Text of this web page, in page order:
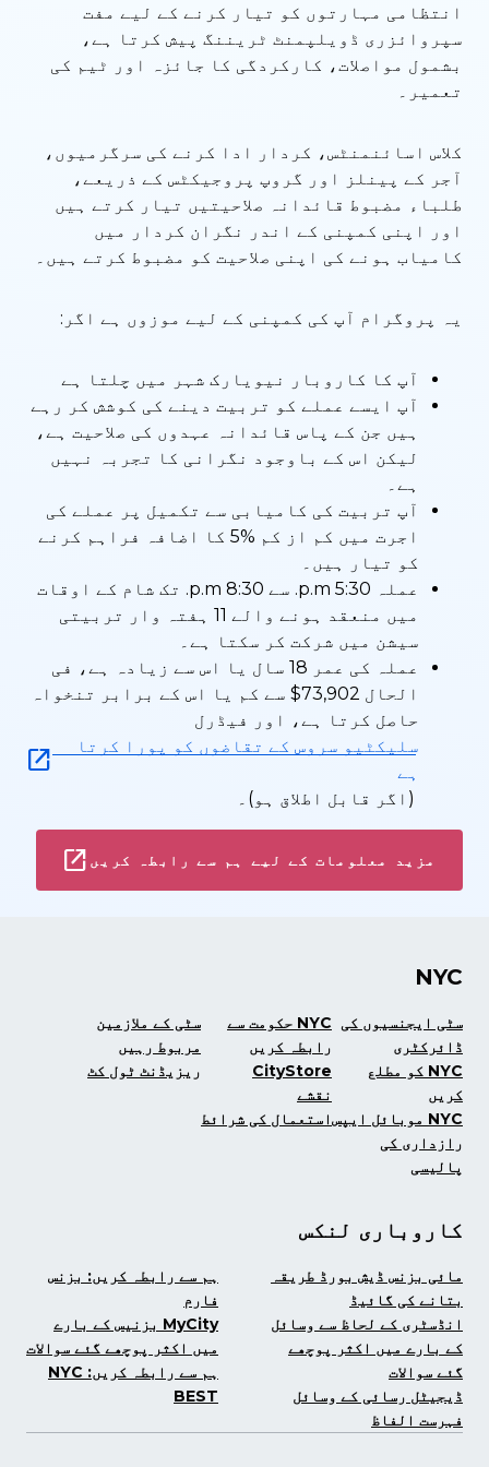
انتظامی مہارتوں کو تیار کرنے کے لیے مفت
سپروائزری ڈویلپمنٹ ٹریننگ پیش کرتا ہے،
بشمول مواصلات، کارکردگی کا جائزہ اور ٹیم کی
تعمیر۔
کلاس اسائنمنٹس، کردار ادا کرنے کی سرگرمیوں،
آجر کے پینلز اور گروپ پروجیکٹس کے ذریعے،
طلباء مضبوط قائدانہ صلاحیتیں تیار کرتے ہیں
اور اپنی کمپنی کے اندر نگران کردار میں
کامیاب ہونے کی اپنی صلاحیت کو مضبوط کرتے ہیں۔
یہ پروگرام آپ کی کمپنی کے لیے موزوں ہے اگر:
آپ کا کاروبار نیویارک شہر میں چلتا ہے
آپ ایسے عملے کو تربیت دینے کی کوشش کر رہے
ہیں جن کے پاس قائدانہ عہدوں کی صلاحیت ہے،
لیکن اس کے باوجود نگرانی کا تجربہ نہیں
ہے۔
آپ تربیت کی کامیابی سے تکمیل پر عملے کی
اجرت میں کم از کم %5 کا اضافہ فراہم کرنے
کو تیار ہیں۔
عملہ 5:30 p.m. سے 8:30 p.m. تک شام کے اوقات
میں منعقد ہونے والے 11 ہفتہ وار تربیتی
سیشن میں شرکت کر سکتا ہے۔
عملہ کی عمر 18 سال یا اس سے زیادہ ہے، فی
الحال ‎$73,902 سے کم یا اس کے برابر تنخواہ
حاصل کرتا ہے، اور فیڈرل
سلیکٹیو سروس کے تقاضوں کو پورا کرتا
ہے
(اگر قابل اطلاق ہو)۔
مزید معلومات کے لیے ہم سے رابطہ کریں
NYC
سٹی ایجنسیوں کی
ڈائرکٹری
NYC کو مطلع
کریں
NYC موبائل ایپس
رازداری کی
پالیسی
NYC حکومت سے
رابطہ کریں
CityStore
نقشے
استعمال کی شرائط
سٹی کے ملازمین
مربوط رہیں
ریزیڈنٹ ٹول کٹ
کاروباری لنکس
مائی بزنس ڈیش بورڈ طریقہ
بتانے کی گائیڈ
انڈسٹری کے لحاظ سے وسائل
کے بارے میں اکثر پوچھے
گئے سوالات
ڈیجیٹل رسائی کے وسائل
فہرست الفاظ
ہم سے رابطہ کریں: بزنس
فارم
MyCity بزنیس کے بارے
میں اکثر پوچھے گئے سوالات
ہم سے رابطہ کریں: NYC
BEST